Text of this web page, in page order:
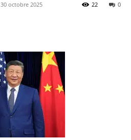
30 octobre 2025 0
22